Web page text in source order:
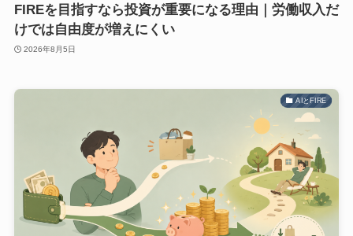
FIREを目指すなら投資が重要になる理由｜労働収入だ
けでは自由度が増えにくい
2026年8月5日
AIとFIRE